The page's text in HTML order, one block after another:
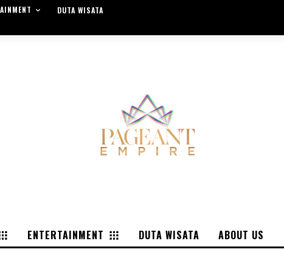
DUTA WISATA
ENTERTAINMENT DUTA WISATA ABOUT US